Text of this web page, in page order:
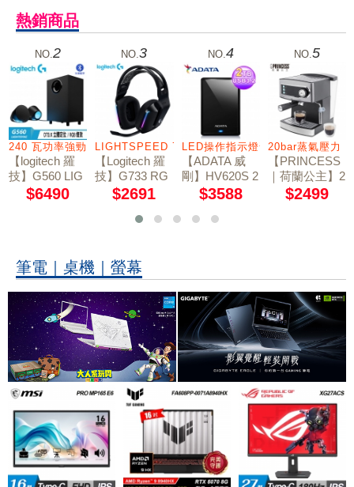
熱銷商品
選擇
NO. 2
240 瓦功率強勁音效
【logitech 羅
技】G560 LIG
HTSYNC PC
電競音箱系統
$6490
NO.3
LIGHTSPEED 7.1 聲道
【Logitech 羅
技】G733 RG
B炫光無線電
$2691
NO. 4
LED操作指示燈號
【ADATA 威
剛】HV620S 2
TB 2.5吋行動
$3588
NO.5
20bar蒸氣壓力
【PRINCESS
｜荷蘭公主】2
0bar半自動義
$2499
筆電｜桌機｜螢幕